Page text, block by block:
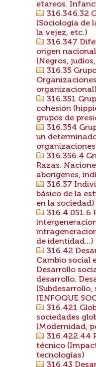
etareos.
316.346.32
(Sociología de
la vejez, etc.)
316.347
origen
(Negros,
316.35
organizacional)
316.351
cohesión
grupos de
316.354
un
organizaciones
316.356.4
Razas.
aborígenes,
316.37
básico de la
en la sociedad)
316.4.051.6
de identidad...)
316.42
Cambio social
Desarrollo
desarrollo.
(ENFOQUE
316.421
sociedades
(Modernidad,
316.422.44
técnico
tecnologías)
316.43